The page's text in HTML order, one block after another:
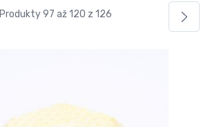
Produkty 97 až 120 z 126